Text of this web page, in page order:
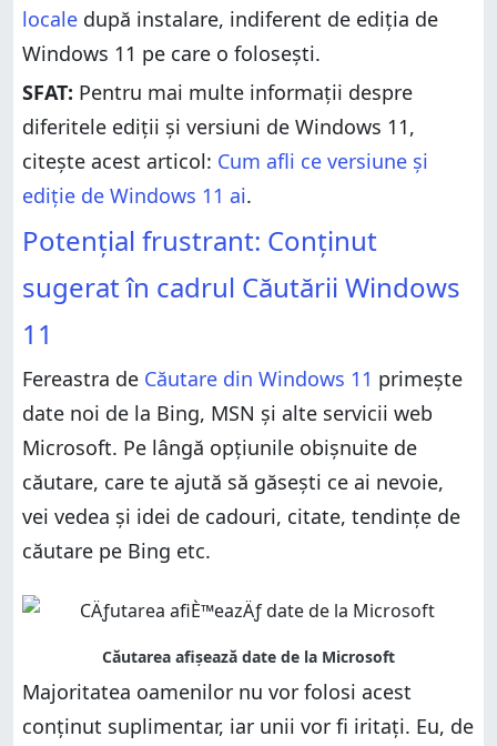
locale după instalare, indiferent de ediția de
Windows 11 pe care o folosești.
SFAT: Pentru mai multe informații despre
diferitele ediții și versiuni de Windows 11,
citește acest articol: Cum afli ce versiune și
ediție de Windows 11 ai.
Potențial frustrant: Conținut
sugerat în cadrul Căutării Windows
11
Fereastra de Căutare din Windows 11 primește
date noi de la Bing, MSN și alte servicii web
Microsoft. Pe lângă opțiunile obișnuite de
căutare, care te ajută să găsești ce ai nevoie,
vei vedea și idei de cadouri, citate, tendințe de
căutare pe Bing etc.
Majoritatea oamenilor nu vor folosi acest
conținut suplimentar, iar unii vor fi iritați. Eu, de